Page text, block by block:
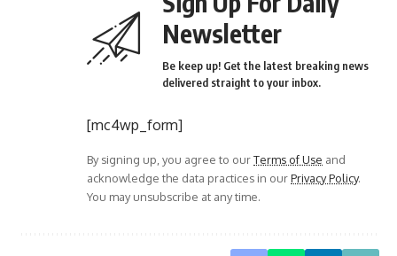
Newsletter
Be keep up! Get the latest breaking news
delivered straight to your inbox.
[mc4wp_form]
By signing up, you agree to ourTerms of Use and
acknowledge the data practices in ourPrivacy Policy.
You may unsubscribe at any time.